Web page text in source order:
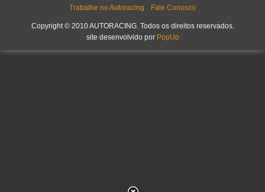
Trabalhe no Autoracing
Fale Conosco
Copyright © 2010 AUTORACING. Todos os direitos reservados.
site desenvolvido por PopUp